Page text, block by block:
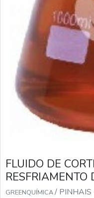
FLUIDO DE
RESFRIAMENTO
GREENQUÍMICA/ PINHAIS